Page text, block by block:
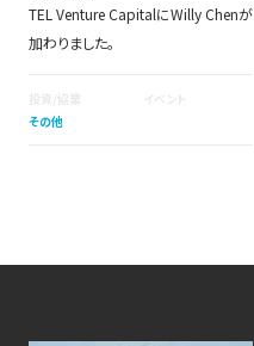
TEL Venture CapitalにWilly Chenが
加わりました。
その他